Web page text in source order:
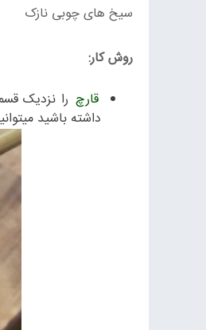
سیخ های چوبی نازک
روش کار:
قارچ را نزدیک
داشته باشید